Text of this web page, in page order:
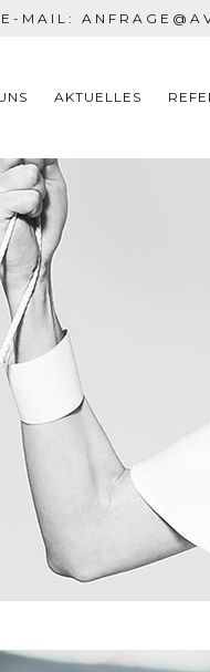
MAIL:
AKTUELLES